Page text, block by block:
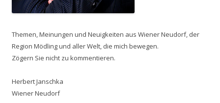
Themen, Meinungen und Neuigkeiten aus Wiener Neudorf, der
Region Mödling und aller Welt, die mich bewegen.
Zögern Sie nicht zu kommentieren.
Herbert Janschka
Wiener Neudorf